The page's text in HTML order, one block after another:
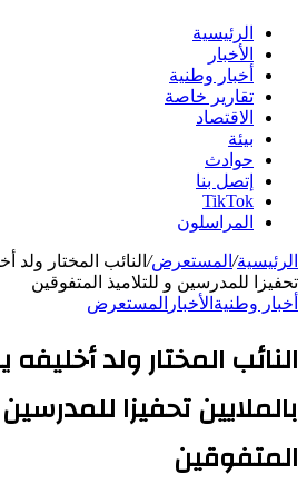
الرئيسية
الأخبار
أخبار وطنية
تقارير خاصة
الاقتصاد
بيئة
حوادث
إتصل بنا
TikTok
المراسلون
الرئيسية/ المستعرض/ النائب المختار ولد
تحفيزا للمدرسين و للتلاميذ المتفوقين
أخبار وطنية الأخبار المستعرض
النائب المختار ولد أخليفه
بالملايين تحفيزا
المتفوقين